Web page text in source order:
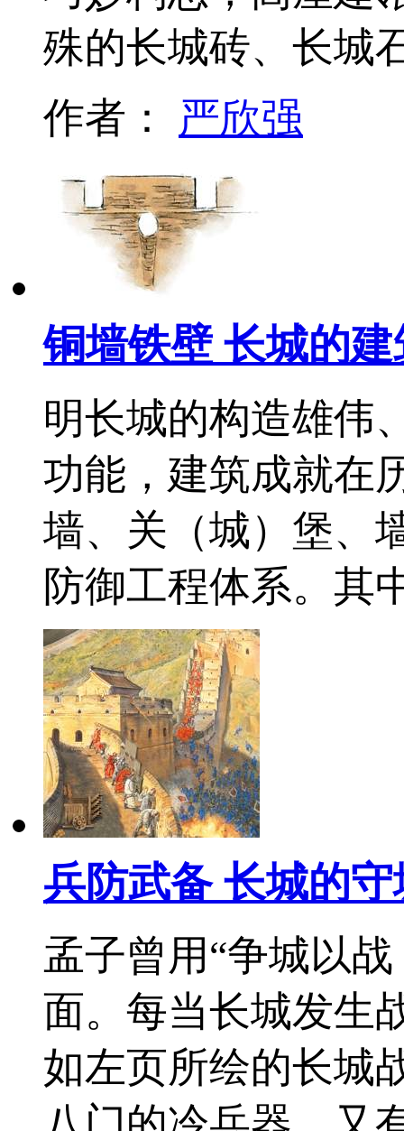
殊的长城砖、长
作者： 严欣强
铜墙铁壁 长城的
明长城的构造雄伟
功能，建筑成就在
墙、关（城）堡、
防御工程体系。
兵防武备 长城的
孟子曾用“争城以
面。每当长城发生
如左页所绘的长城